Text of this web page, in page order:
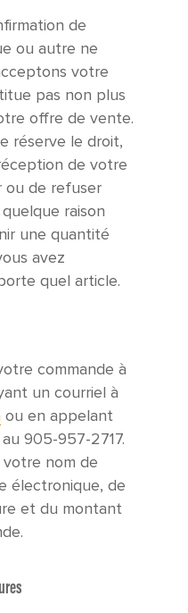
de
ou autre ne
votre
pas non plus
offre de vente.
réserve le droit,
de votre
ou de refuser
raison
une quantité
avez
quel article.
commande à
un courriel à
ou en appelant
905-957-2717.
votre nom de
électronique, de
et du montant